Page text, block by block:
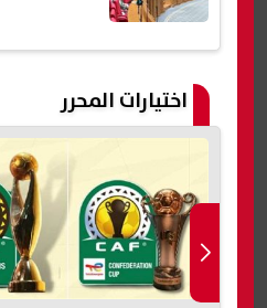
اختيارات المحرر